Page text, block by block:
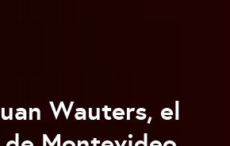
Wauters, el